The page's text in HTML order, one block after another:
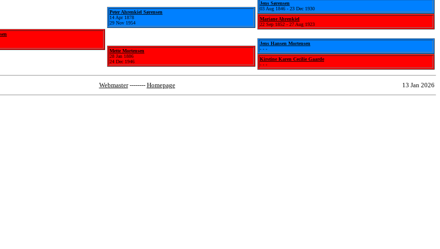
Peter Ahrenkiel Sørensen
14 Apr 1878
29 Nov 1954
Mette Mortensen
28 Jan 1886
24 Dec 1946
Jens Sørensen
03 Aug 1846 - 23 Dec 1930
Mariane Ahrenkiel
22 Sep 1852 - 27 Aug 1923
Jens Hansen Mortensen
- - -
Kirstine Karen Cecilie Gaarde
- - -
Webmaster-------- Homepage 13 Jan 2026